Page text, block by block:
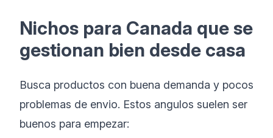
Nichos para Canada que se
gestionan bien desde casa
Busca productos con buena demanda y pocos
problemas de envio. Estos angulos suelen ser
buenos para empezar: